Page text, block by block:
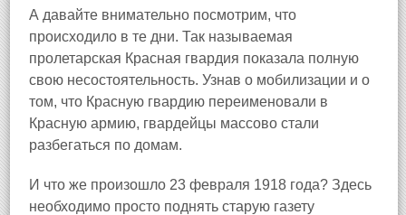
А давайте внимательно посмотрим, что
происходило в те дни. Так называемая
пролетарская Красная гвардия показала полную
свою несостоятельность. Узнав о мобилизации и о
том, что Красную гвардию переименовали в
Красную армию, гвардейцы массово стали
разбегаться по домам.
И что же произошло 23 февраля 1918 года? Здесь
необходимо просто поднять старую газету